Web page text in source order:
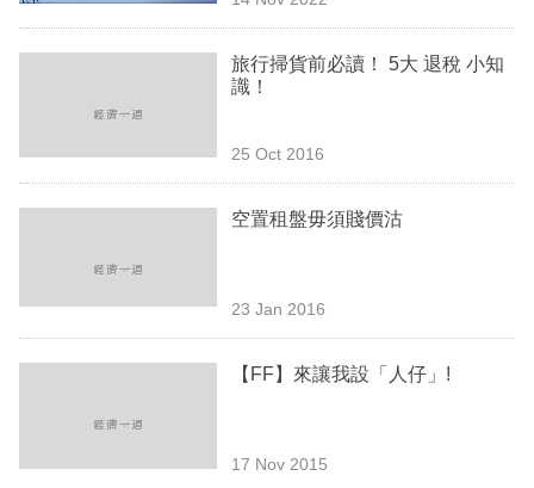
技
生
欄
旅行掃貨前必讀！ 5大 退稅 小知
識！
25 Oct 2016
空置租盤毋須賤價沽
23 Jan 2016
【FF】來讓我設「人仔」!
17 Nov 2015